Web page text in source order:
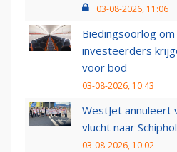
03-08-2026, 11:06
Biedingsoorlog
investeerders
voor bod
03-08-2026, 10:43
WestJet
vlucht naar Schiphol
03-08-2026, 10:02